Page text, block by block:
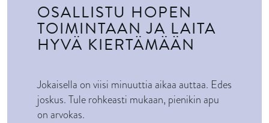
OSALLISTU HOPEN
TOIMINTAAN JA LAITA
HYVÄ KIERTÄMÄÄN
Jokaisella on viisi minuuttia aikaa auttaa. Edes
joskus. Tule rohkeasti mukaan, pienikin apu
on arvokas.